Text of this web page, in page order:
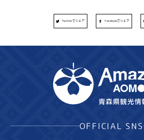
Twitterでシェア Facebookでシェア
OFFICIAL SNS